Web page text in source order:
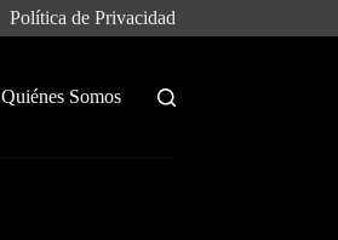
Política de Privacidad
Quiénes Somos